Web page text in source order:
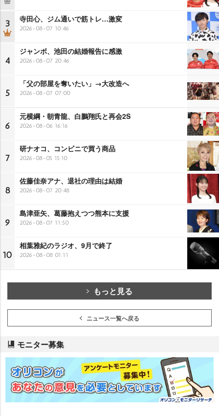
3 寺田心、ジム通いで筋トレ…激変
2026-08-07 10:46
4
ジャンボ、池田の結婚報告に感激
2026-08-07 20:46
5
「父の部屋を奪いたい」→大改造へ
2026-08-07 07:00
6
元横綱・朝青龍、白鵬翔氏と再会2S
2026-08-06 16:16
7
研ナオコ、コンビニで買う商品
2026-08-05 15:10
8
佐藤佳奈アナ、退社の理由は結婚
2026-08-07 20:48
9
島津亜矢、葛藤抱えつつ熊本に支援
2026-08-07 11:50
10
相葉雅紀のラジオ、9月で終了
2026-08-08 01:11
もっと見る
ニュース一覧へ戻る
モニター募集